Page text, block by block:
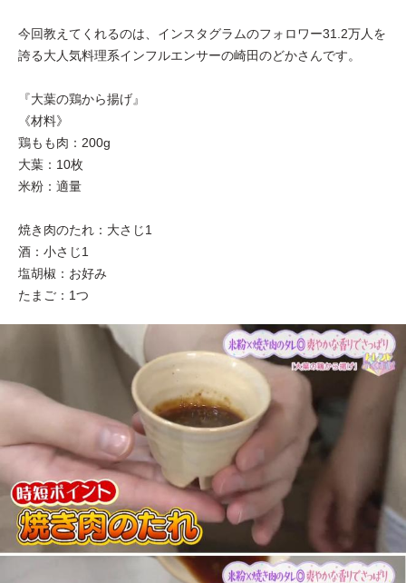
今回教えてくれるのは、インスタグラムのフォロワー31.2万人を
誇る大人気料理系インフルエンサーの崎田のどかさんです。
『大葉の鶏から揚げ』
《材料》
鶏もも肉：200g
大葉：10枚
米粉：適量
焼き肉のたれ：大さじ1
酒：小さじ1
塩胡椒：お好み
たまご：1つ